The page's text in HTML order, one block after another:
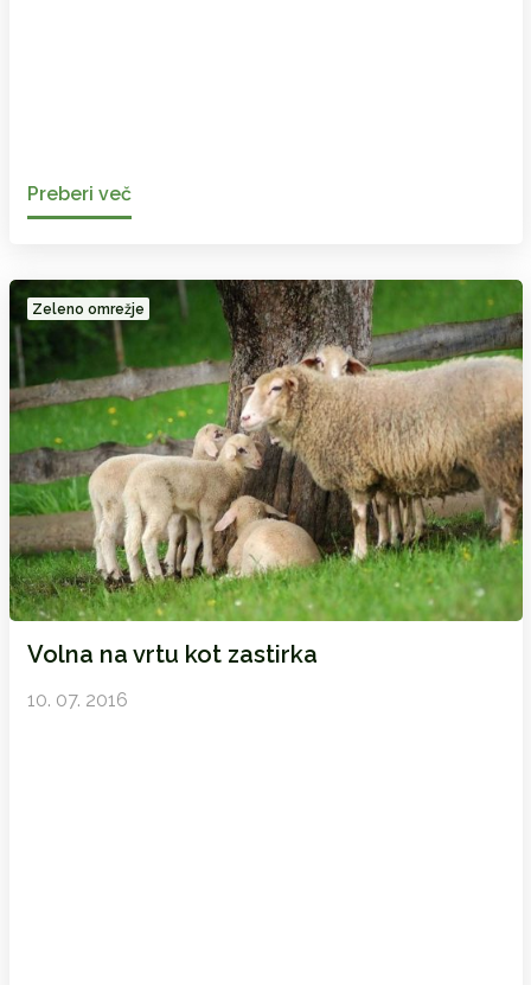
Preberi več
Zeleno omrežje
Volna na vrtu kot zastirka
10. 07. 2016